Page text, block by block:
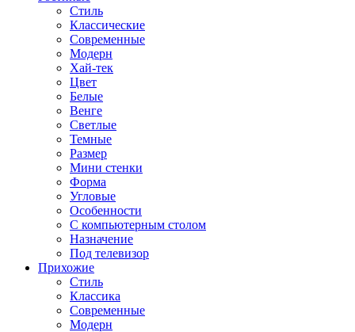
Стиль
Классические
Современные
Модерн
Хай-тек
Цвет
Белые
Венге
Светлые
Темные
Размер
Мини стенки
Форма
Угловые
Особенности
С компьютерным столом
Назначение
Под телевизор
Прихожие
Стиль
Классика
Современные
Модерн